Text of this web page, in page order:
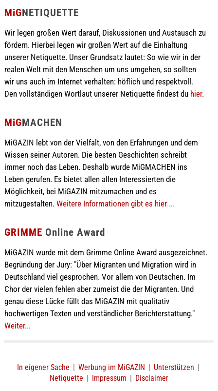
MiGNETIQUETTE
Wir legen großen Wert darauf, Diskussionen und Austausch zu
fördern. Hierbei legen wir großen Wert auf die Einhaltung
unserer Netiquette. Unser Grundsatz lautet: So wie wir in der
realen Welt mit den Menschen um uns umgehen, so sollten
wir uns auch im Internet verhalten: höflich und respektvoll.
Den vollständigen Wortlaut unserer Netiquette findest du hier.
MiGMACHEN
MiGAZIN lebt von der Vielfalt, von den Erfahrungen und dem
Wissen seiner Autoren. Die besten Geschichten schreibt
immer noch das Leben. Deshalb wurde MiGMACHEN ins
Leben gerufen. Es bietet allen allen Interessierten die
Möglichkeit, bei MiGAZIN mitzumachen und es
mitzugestalten. Weitere Informationen gibt es hier ...
GRIMME Online Award
MiGAZIN wurde mit dem Grimme Online Award ausgezeichnet.
Begründung der Jury: "Über Migranten und Migration wird in
Deutschland viel gesprochen. Vor allem von Deutschen. Im
Chor der vielen fehlen aber zumeist die der Migranten. Und
genau diese Lücke füllt das MiGAZIN mit qualitativ
hochwertigen Texten und verständlicher Berichterstattung."
Weiter...
In eigener Sache | Werbung im MiGAZIN | Unterstützen |
Netiquette | Impressum | Disclaimer